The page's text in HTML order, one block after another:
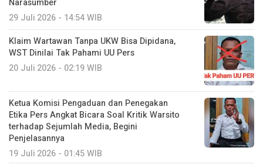
Narasumber
29 Juli 2026 - 14:54 WIB
Klaim Wartawan Tanpa UKW Bisa Dipidana,
WST Dinilai Tak Pahami UU Pers
20 Juli 2026 - 02:19 WIB
Ketua Komisi Pengaduan dan Penegakan
Etika Pers Angkat Bicara Soal Kritik Warsito
terhadap Sejumlah Media, Begini
Penjelasannya
19 Juli 2026 - 01:45 WIB